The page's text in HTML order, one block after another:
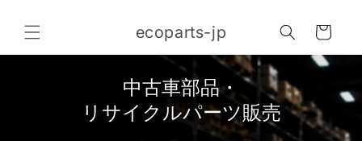
進む
ecoparts-jp
ー
ト
中古車部品・
リサイクルパーツ販売